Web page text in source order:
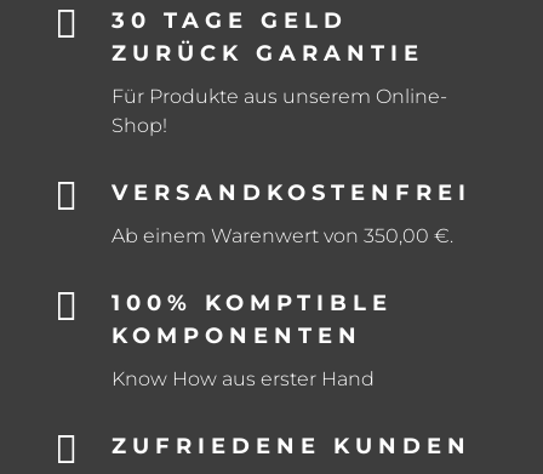

30 TAGE GELD
ZURÜCK GARANTIE
Für Produkte aus unserem Online-
Shop!
 VERSANDKOSTENFREI
Ab einem Warenwert von 350,00 €.

100% KOMPTIBLE
KOMPONENTEN
Know How aus erster Hand
 ZUFRIEDENE KUNDEN